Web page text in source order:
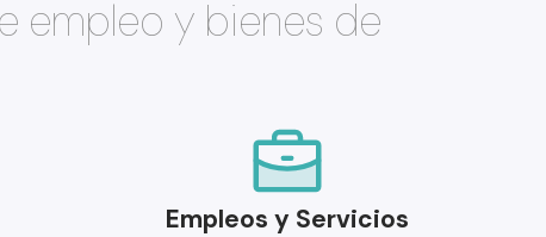
empleo y bienes de
Empleos y Servicios